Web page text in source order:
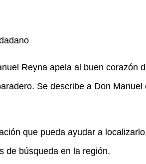
Reyna apela al buen corazón
Se describe a Don
que pueda ayudar a
de búsqueda en la región.